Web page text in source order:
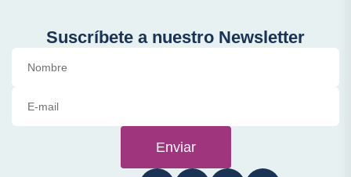
Suscríbete a nuestro Newsletter
Enviar